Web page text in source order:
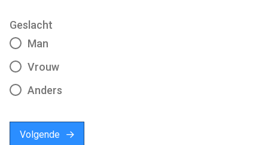
Geslacht
Man
Vrouw
Anders
Volgende